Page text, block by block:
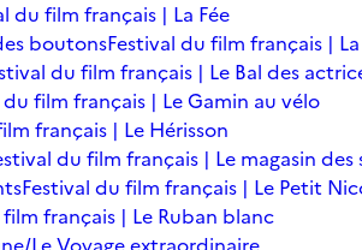
du film français | La Fée
boutonsFestival du film français |
du film français | Le Bal des
du film français | Le Gamin au vélo
français | Le Hérisson
du film français | Le magasin des
Festival du film français | Le Petit
français | Le Ruban blanc